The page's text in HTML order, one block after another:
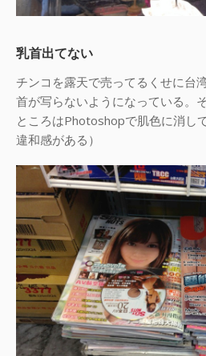
乳首出てない
チンコを露天で売ってるくせに台
首が写らないようになっている。
ところはPhotoshopで肌色に消し
違和感がある）